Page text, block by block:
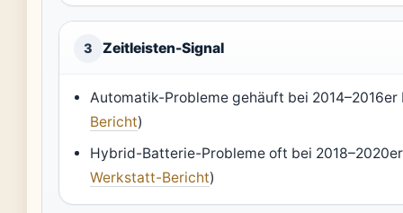
3 Zeitleisten-Signal
Automatik-Probleme gehäuft bei 2014–2016er
Bericht)
Hybrid-Batterie-Probleme oft bei
Werkstatt-Bericht)